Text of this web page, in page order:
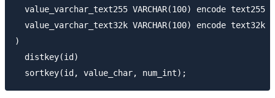
value_varchar_text255 VARCHAR(100) encode text255
value_varchar_text32k VARCHAR(100) encode text32k
)
  distkey(id)